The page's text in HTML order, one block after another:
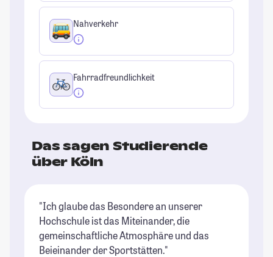
Nahverkehr
Fahrradfreundlichkeit
Das sagen Studierende
über Köln
"Ich glaube das Besondere an unserer
Hochschule ist das Miteinander, die
gemeinschaftliche Atmosphäre und das
Beieinander der Sportstätten."